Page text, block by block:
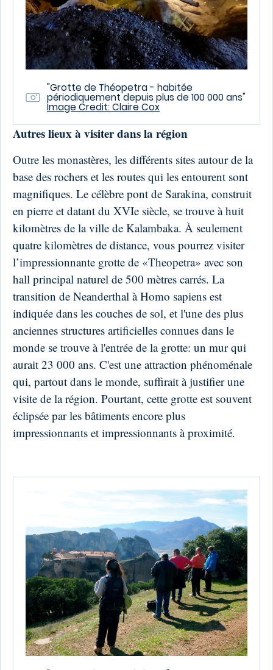
"Grotte de Théopetra - habitée
périodiquement depuis plus de 100 000 ans"
Image Credit: Claire Cox
Autres lieux à visiter dans la région
Outre les monastères, les différents sites autour de la
base des rochers et les routes qui les entourent sont
magnifiques. Le célèbre pont de Sarakina, construit
en pierre et datant du XVIe siècle, se trouve à huit
kilomètres de la ville de Kalambaka. À seulement
quatre kilomètres de distance, vous pourrez visiter
l’impressionnante grotte de «Theopetra» avec son
hall principal naturel de 500 mètres carrés. La
transition de Neanderthal à Homo sapiens est
indiquée dans les couches de sol, et l'une des plus
anciennes structures artificielles connues dans le
monde se trouve à l'entrée de la grotte: un mur qui
aurait 23 000 ans. C'est une attraction phénoménale
qui, partout dans le monde, suffirait à justifier une
visite de la région. Pourtant, cette grotte est souvent
éclipsée par les bâtiments encore plus
impressionnants et impressionnants à proximité.